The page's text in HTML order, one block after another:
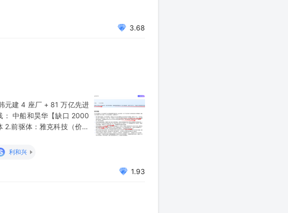
、AI需求不及预期等
3.68
元建 4 座厂 + 81 万亿先进
： 中船和昊华【缺口 2000
前驱体：雅克科技（价格
利和兴
1.93